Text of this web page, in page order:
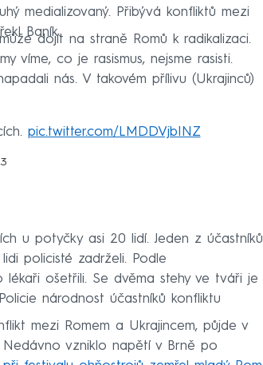
medializovaný. Přibývá konfliktů mezi
Baník.
dojít na straně Romů k radikalizaci.
víme, co je rasismus, nejsme rasisti.
nás. V takovém přílivu (Ukrajinců)
pic.twitter.com/LMDDVjbINZ
u potyčky asi 20 lidí. Jeden z účastníků
policisté zadrželi. Podle
lékaři ošetřili. Se dvěma stehy ve tváři je
národnost účastníků konfliktu
mezi Romem a Ukrajincem, půjde v
vzniklo napětí v Brně po